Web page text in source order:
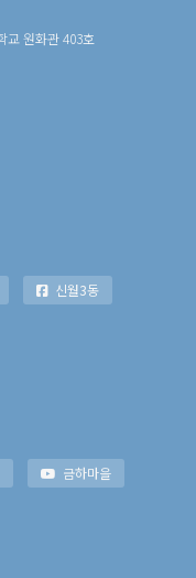
교 원화관 403호
신월3동
금하마을